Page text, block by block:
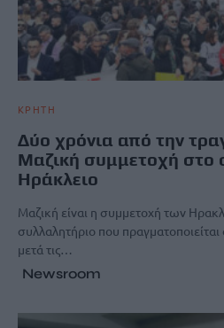
ΚΡΗΤΗ
Δύο χρόνια από την
Μαζική συμμετοχή στο
Ηράκλειο
Μαζική είναι η συμμετοχή των
συλλαλητήριο που
μετά τις…
Newsroom